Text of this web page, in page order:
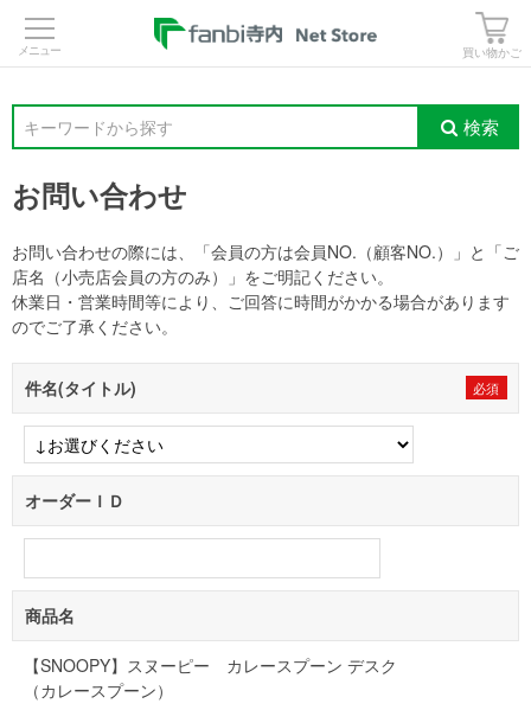
買い物かご
キーワードから探す 検索
お問い合わせ
お問い合わせの際には、「会員の方は会員NO.（顧客NO.）」と「ご
店名（小売店会員の方のみ）」をご明記ください。
休業日・営業時間等により、ご回答に時間がかかる場合があります
のでご了承ください。
件名(タイトル)
オーダーＩＤ
商品名
【SNOOPY】スヌーピー カレースプーン デスク
（カレースプーン）